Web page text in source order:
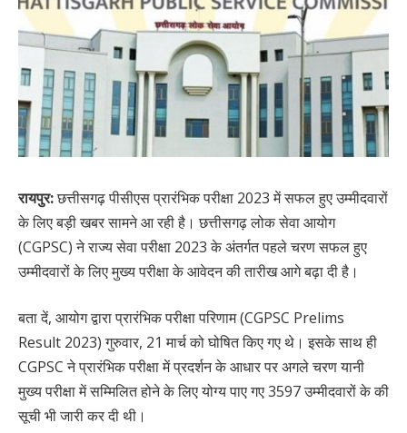
रायपुर:छत्तीसगढ़ पीसीएस प्रारंभिक परीक्षा 2023 में सफल हुए उम्मीदवारों
के लिए बड़ी खबर सामने आ रही है। छत्तीसगढ़ लोक सेवा आयोग
(CGPSC) ने राज्य सेवा परीक्षा 2023 के अंतर्गत पहले चरण सफल हुए
उम्मीदवारों के लिए मुख्य परीक्षा के आवेदन की तारीख आगे बढ़ा दी है।
बता दें, आयोग द्वारा प्रारंभिक परीक्षा परिणाम (CGPSC Prelims
Result 2023) गुरुवार, 21 मार्च को घोषित किए गए थे। इसके साथ ही
CGPSC ने प्रारंभिक परीक्षा में प्रदर्शन के आधार पर अगले चरण यानी
मुख्य परीक्षा में सम्मिलित होने के लिए योग्य पाए गए 3597 उम्मीदवारों के की
सूची भी जारी कर दी थी।